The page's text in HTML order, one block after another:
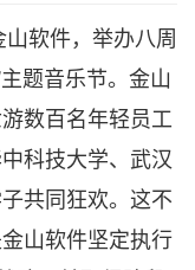
软件，举办八周
题音乐节。金山
数百名年轻员工
科技大学、武汉
共同狂欢。这不
山软件坚定执行